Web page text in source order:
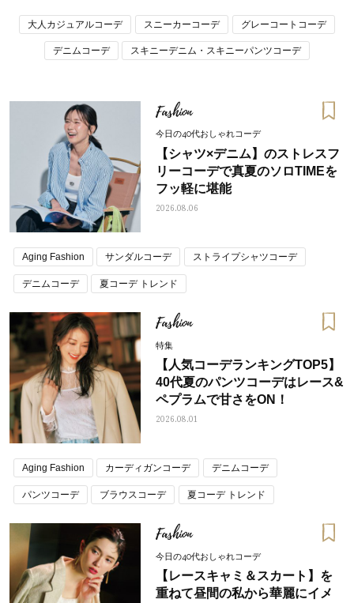
ママとパパに贈る「ジェンダーレ
ス学」
大人カジュアルコーデ スニーカーコーデ グレーコートコーデ
デニムコーデ スキニーデニム・スキニーパンツコーデ
Fashion
今日の40代おしゃれコーデ
【シャツ×デニム】のストレスフ
リーコーデで真夏のソロTIMEを
フッ軽に堪能
2026.08.06
Aging Fashion サンダルコーデ ストライプシャツコーデ
デニムコーデ 夏コーデ トレンド
Fashion
特集
【人気コーデランキングTOP5】
40代夏のパンツコーデはレース&
ペプラムで甘さをON！
2026.08.01
Aging Fashion カーディガンコーデ デニムコーデ
パンツコーデ ブラウスコーデ 夏コーデ トレンド
Fashion
今日の40代おしゃれコーデ
【レースキャミ＆スカート】を
重ねて昼間の私から華麗にイメ